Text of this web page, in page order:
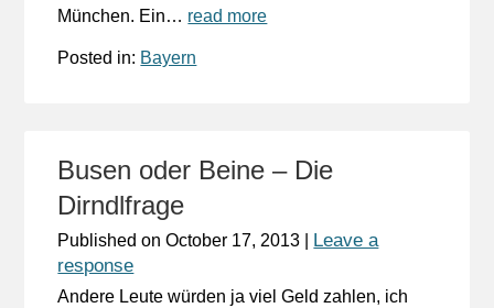
München. Ein… read more
Posted in: Bayern
Busen oder Beine – Die
Dirndlfrage
Published onOctober 17, 2013
Leave a
response
Andere Leute würden ja viel Geld zahlen, ich